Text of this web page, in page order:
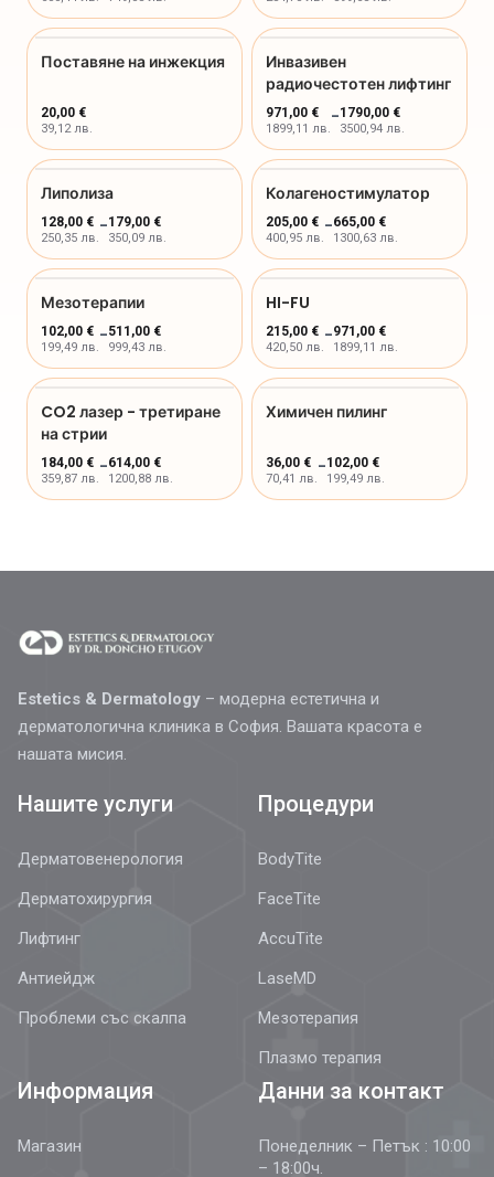
Поставяне на инжекция
20,00 €
39,12 лв.
Инвазивен
радиочестотен лифтинг
971,00 €
1899,11 лв.
-1790,00 €
3500,94 лв.
Липолиза
128,00 €
250,35 лв.
-179,00 €
350,09 лв.
Колагеностимулатор
205,00 €
400,95 лв.
-665,00 €
1300,63 лв.
Мезотерапии
102,00 €
199,49 лв.
-511,00 €
999,43 лв.
HI-FU
215,00 €
420,50 лв.
-971,00 €
1899,11 лв.
CO2 лазер - третиране
на стрии
184,00 €
359,87 лв.
-614,00 €
1200,88 лв.
Химичен пилинг
36,00 €
70,41 лв.
-102,00 €
199,49 лв.
Estetics & Dermatology – модерна естетична и
дерматологична клиника в София. Вашата красота е
нашата мисия.
Нашите услуги
Дерматовенерология
Дерматохирургия
Лифтинг
Антиейдж
Проблеми със скалпа
Процедури
BodyTite
FaceTite
AccuTite
LaseMD
Мезотерапия
Плазмо терапия
Информация
Магазин
Данни за контакт
Понеделник – Петък : 10:00
– 18:00ч.